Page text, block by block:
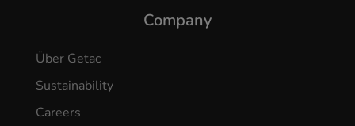
Company
Über Getac
Sustainability
Careers